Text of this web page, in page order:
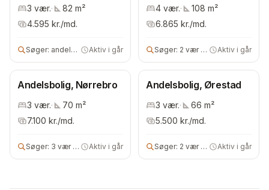
3 vær.· 82 m²
4.595 kr./md.
Søger: andels- eller ejerbolig Aktiv i går
4 vær.· 108 m²
6.865 kr./md.
Søger: 2 vær andelsbolig Aktiv i går
Andelsbolig, Nørrebro
3 vær.· 70 m²
7.100 kr./md.
Søger: 3 vær andels- eller ejerbolig Aktiv i går
Andelsbolig, Ørestad
3 vær.· 66 m²
5.500 kr./md.
Søger: 2 vær andelsbolig Aktiv i går